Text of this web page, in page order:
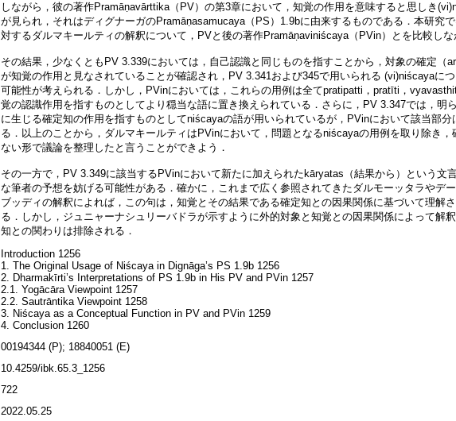
しながら，彼の著作Pramāṇavārttika（PV）の第3章において，知覚の作用を意味すると思しき
が見られ，それはディグナーガのPramāṇasamucaya（PS）1.9bに由来するものである．本研究
対するダルマキールティの解釈について，PVと後の著作Pramāṇaviniścaya（PVin）とを比較しな
その結果，少なくともPV 3.339においては，自己認識と同じものを指すことから，対象の確定（
が知覚の作用と見なされていることが確認され，PV 3.341および345で用いられる (vi)niścayaに
可能性が考えられる．しかし，PVinにおいては，これらの用例は全てpratipatti，pratīti，
覚の認識作用を指すものとしてより穏当な語に置き換えられている．さらに，PV 3.347では，明
に生じる確定知の作用を指すものとしてniścayaの語が用いられているが，PVinにおいて該当部分
る．以上のことから，ダルマキールティはPVinにおいて，問題となるniścayaの用例を取り除き，
ない形で議論を整理したと言うことができよう．
その一方で，PV 3.349に該当するPVinにおいて新たに加えられたkāryatas（結果から）という文
な筆者の予想を妨げる可能性がある．確かに，これまで広く参照されてきたダルモーッタラやデ
ブッディの解釈によれば，この句は，知覚とその結果である確定知との因果関係に基づいて理解
る．しかし，ジュニャーナシュリーバドラが示すように外的対象と知覚との因果関係によって解
知との関わりは排除される．
Introduction 1256
1. The Original Usage of Niścaya in Dignāga’s PS 1.9b 1256
2. Dharmakīrti’s Interpretations of PS 1.9b in His PV and PVin 1257
2.1. Yogācāra Viewpoint 1257
2.2. Sautrāntika Viewpoint 1258
3. Niścaya as a Conceptual Function in PV and PVin 1259
4. Conclusion 1260
00194344 (P); 18840051 (E)
10.4259/ibk.65.3_1256
722
2022.05.25